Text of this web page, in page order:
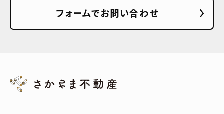
フォームでお問い合わせ